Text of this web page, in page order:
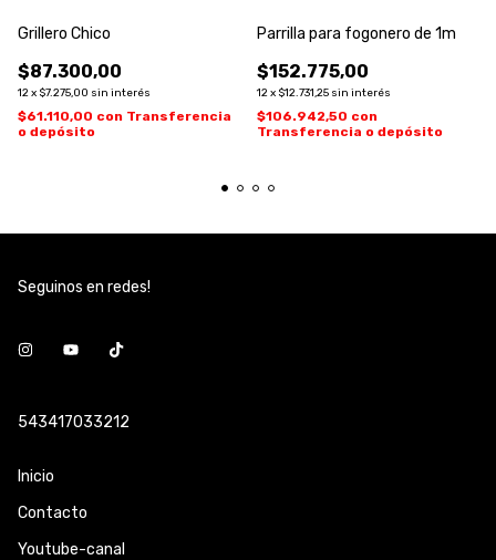
Grillero Chico
$87.300,00
12x $7.275,00 sin interés
$61.110,00 con Transferencia
o depósito
Parrilla para fogonero de 1m
$152.775,00
12x $12.731,25 sin interés
$106.942,50 con
Transferencia o depósito
Seguinos en redes!
543417033212
Inicio
Contacto
Youtube-canal